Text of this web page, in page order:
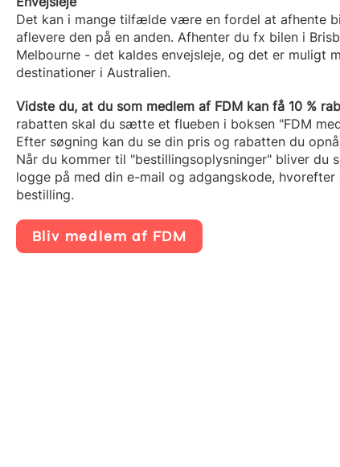
Det kan i mange tilfælde være en fordel at afhente
aflevere den på en anden. Afhenter du fx bilen i
Melbourne - det kaldes envejsleje, og det er muligt
destinationer i Australien.
Vidste du, at du som medlem af FDM kan få 10 %
rabatten skal du sætte et flueben i boksen "FDM
Efter søgning kan du se din pris og rabatten du
Når du kommer til "bestillingsoplysninger" bliver du
logge på med din e-mail og adgangskode,
bestilling.
Bliv medlem af FDM